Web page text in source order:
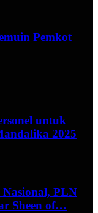
Pemkot
untuk
2025
PLN
Sheen of…